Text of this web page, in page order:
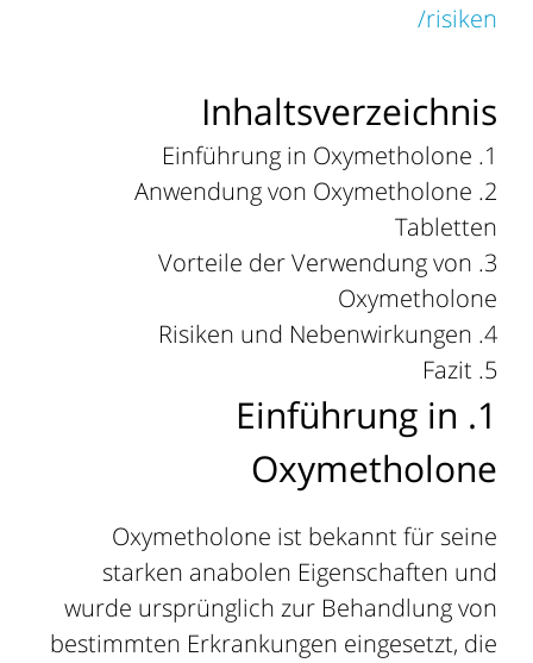
risiken/
Inhaltsverzeichnis
Einführung in Oxymetholone
Anwendung von Oxymetholone
Tabletten
Vorteile der Verwendung von
Oxymetholone
Risiken und Nebenwirkungen
Fazit
1. Einführung in
Oxymetholone
Oxymetholone ist bekannt für seine
starken anabolen Eigenschaften und
wurde ursprünglich zur Behandlung von
bestimmten Erkrankungen eingesetzt, die